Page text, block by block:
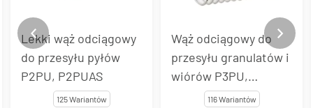
Wąż odciągowy do
przesyłu granulatów i
wiórów P3PU,
P3PUAS, P3PUEL
Wąż do
materiałów
SMARTFLEX®